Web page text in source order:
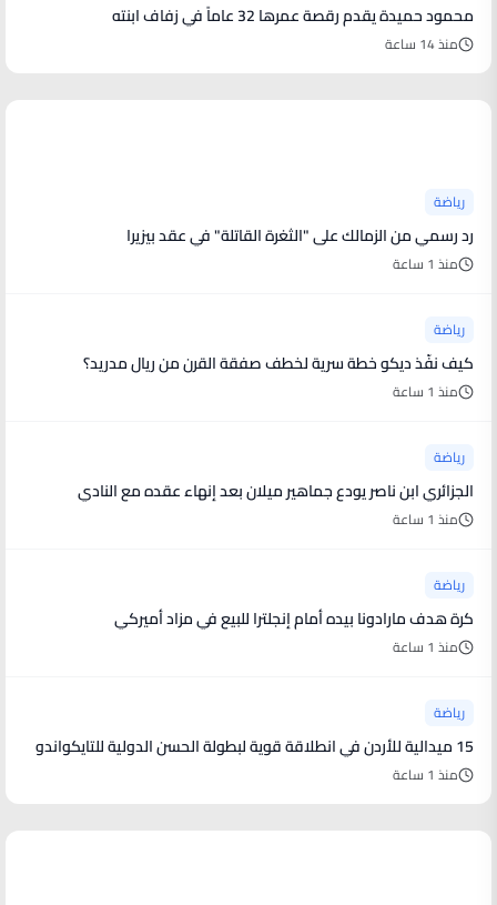
محمود حميدة يقدم رقصة عمرها 32 عاماً في زفاف ابنته
منذ 14 ساعة
رياضة
رد رسمي من الزمالك على "الثغرة القاتلة" في عقد بيزيرا
منذ 1 ساعة
رياضة
كيف نفّذ ديكو خطة سرية لخطف صفقة القرن من ريال مدريد؟
منذ 1 ساعة
رياضة
الجزائري ابن ناصر يودع جماهير ميلان بعد إنهاء عقده مع النادي
منذ 1 ساعة
رياضة
كرة هدف مارادونا بيده أمام إنجلترا للبيع في مزاد أميركي
منذ 1 ساعة
رياضة
15 ميدالية للأردن في انطلاقة قوية لبطولة الحسن الدولية للتايكواندو
منذ 1 ساعة